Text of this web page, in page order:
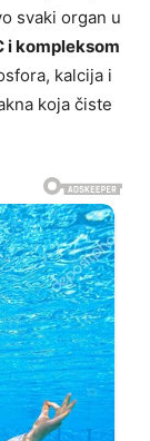
svaki organ u
i kompleksom
kalcija i
koja čiste